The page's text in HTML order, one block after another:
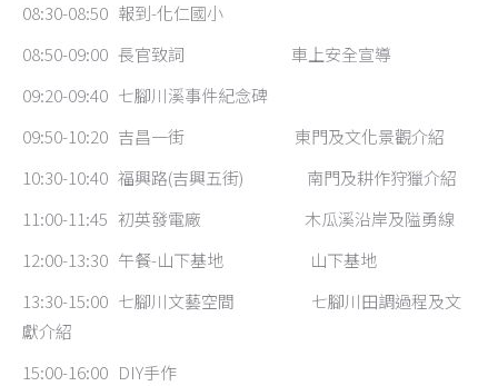
08:30-08:50 報到-化仁國小
08:50-09:00 長官致詞 車上安全宣導
09:20-09:40 七腳川溪事件紀念碑
09:50-10:20 吉昌一街 東門及文化景觀介紹
10:30-10:40 福興路(吉興五街) 南門及耕作狩獵介紹
11:00-11:45 初英發電廠 木瓜溪沿岸及隘勇線
12:00-13:30 午餐-山下基地 山下基地
13:30-15:00 七腳川文藝空間 七腳川田調過程及文
獻介紹
15:00-16:00 DIY手作